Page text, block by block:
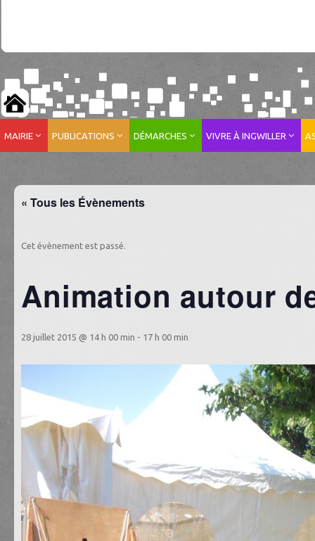
MAIRIE PUBLICATIONS DÉMARCHES VIVRE À INGWILLER
« Tous les Évènements
Cet évènement est passé.
Animation autour
28 juillet 2015 @ 14 h 00 min - 17 h 00 min